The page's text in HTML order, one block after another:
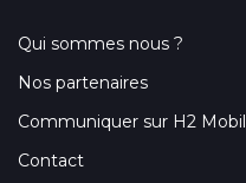
Qui sommes nous ?
Nos partenaires
Communiquer sur H2
Contact